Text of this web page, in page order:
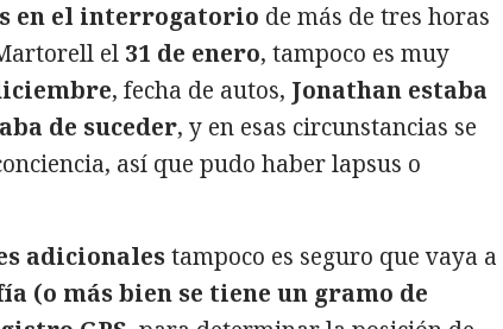
en el interrogatorio de más de tres horas
el 31 de enero, tampoco es muy
, fecha de autos, Jonathan estaba
de suceder, y en esas circunstancias se
así que pudo haber lapsus o
adicionalestampoco es seguro que vaya a
(o más bien se tiene un gramo de